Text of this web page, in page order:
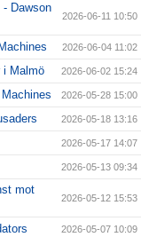
Dawson
2026-06-11 10:50
2026-06-04 11:02
i Malmö 2026-06-02 15:24
2026-05-28 15:00
2026-05-18 13:16
2026-05-17 14:07
2026-05-13 09:34
mot
2026-05-12 15:53
2026-05-07 10:09